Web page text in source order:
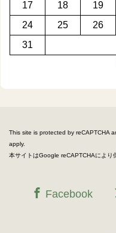
17
18 19
24
25 26
31
This site is protected by reCAPTCHA
apply.
本サイトはGoogle reCAPTCHAにより
Facebook